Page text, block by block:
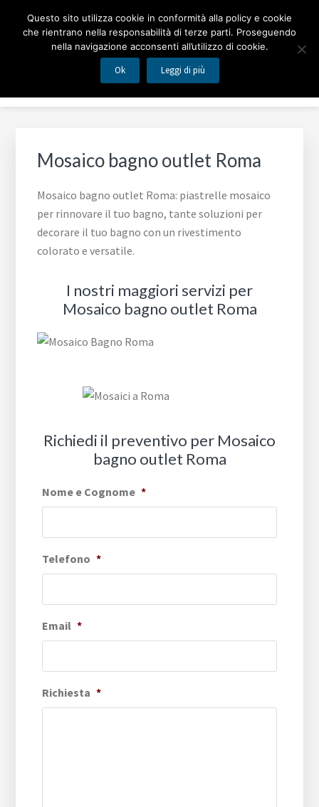
MOSAICO BAGNO
Piastrelle mosaico per rinnovare il tuo bagno
Menu
Mosaico bagno outlet Roma
Mosaico bagno outlet Roma: piastrelle mosaico
per rinnovare il tuo bagno, tante soluzioni per
decorare il tuo bagno con un rivestimento
colorato e versatile.
I nostri maggiori servizi per
Mosaico bagno outlet Roma
Richiedi il preventivo per Mosaico
bagno outlet Roma
Nome e Cognome *
Telefono *
Email *
Richiesta *
Questo sito utilizza cookie in conformità alla policy e cookie
che rientrano nella responsabilità di terze parti. Proseguendo
nella navigazione acconsenti all’utilizzo di cookie.
Ok Leggi di più